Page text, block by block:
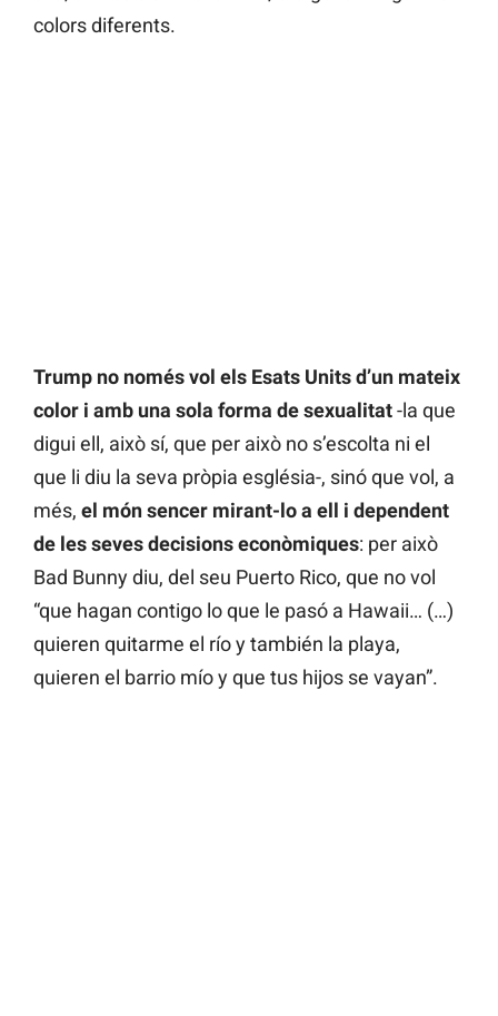
colors diferents.
Trump no només vol els Esats Units d’un mateix
color i amb una sola forma de sexualitat-la que
digui ell, això sí, que per això no s’escolta ni el
que li diu la seva pròpia església-, sinó que vol, a
més, el món sencer mirant-lo a ell i dependent
de les seves decisions econòmiques: per això
Bad Bunny diu, del seu Puerto Rico, que no vol
“que hagan contigo lo que le pasó a Hawaii… (…)
quieren quitarme el río y también la playa,
quieren el barrio mío y que tus hijos se vayan”.